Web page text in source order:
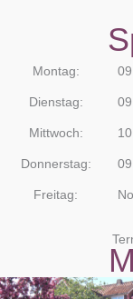
Montag:
Dienstag:
Mittwoch:
Donnerstag:
Freitag: